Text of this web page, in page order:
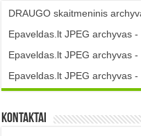
DRAUGO skaitmeninis
Epaveldas.lt JPEG archyvas
Epaveldas.lt JPEG archyvas
Epaveldas.lt JPEG archyvas
Kontaktai